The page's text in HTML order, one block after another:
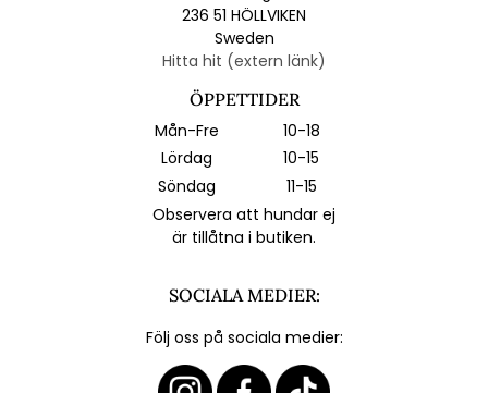
236 51 HÖLLVIKEN
Sweden
Hitta hit (extern länk)
ÖPPETTIDER
Mån-Fre
10-18
Lördag
10-15
Söndag
11-15
Observera att hundar ej
är tillåtna i butiken.
SOCIALA MEDIER:
Följ oss på sociala medier: